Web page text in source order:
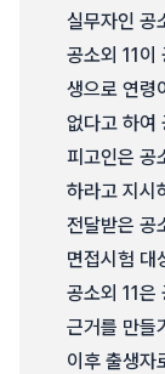
실무자인 공
공소외 11
생으로 연령
없다고 하여
피고인은 공
하라고 지시
전달받은 공
면접시험 대
공소외 11은
근거를 만들
이후 출생자